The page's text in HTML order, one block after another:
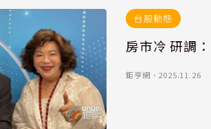
台股動態
房市冷
鉅亨網 ． 2025.11.26